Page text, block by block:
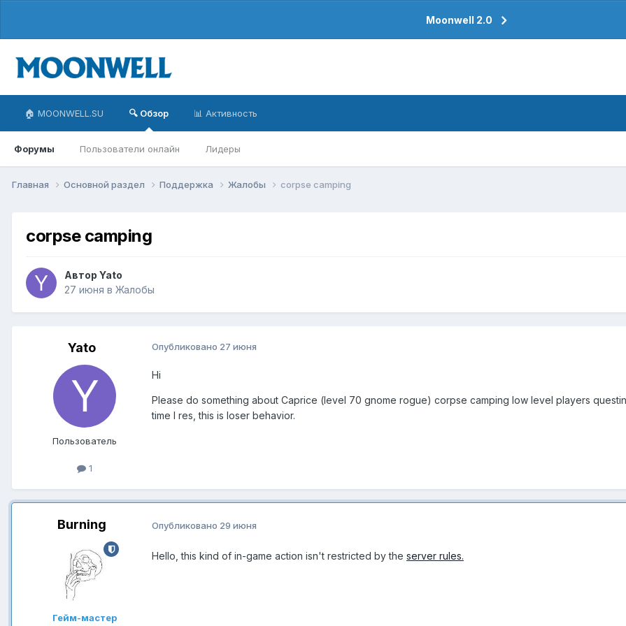
Moonwell 2.0
🏠 MOONWELL.SU 🔍 Обзор
Форумы Пользователи онлайн Лидеры
📊 Активность
Главная Основной раздел Поддержка Жалобы corpse camping
corpse camping
Автор Yato
27 июня в Жалобы
Yato
Пользователь
1
Опубликовано 27 июня
Hi
Please do something about Caprice (level 70 gnome rogue) corpse camping low level players
time I res, this is loser behavior.
Burning
Гейм-мастер
Опубликовано 29 июня
Hello, this kind of in-game action isn't restricted by the server rules.